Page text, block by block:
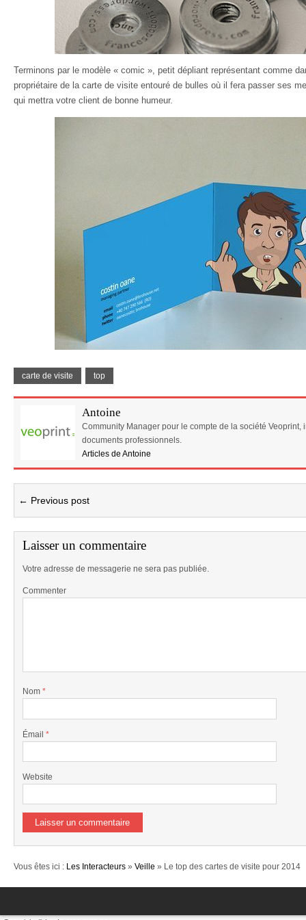
Terminons par le modèle « comic », petit dépliant représentant comme
propriétaire de la carte de visite entouré de bulles où il fera passer ses
qui mettra votre client de bonne humeur.
carte de visite top
Antoine
Community Manager pour le compte de la société Veoprint,
documents professionnels.
Articles de Antoine
← Previous post
Laisser un commentaire
Votre adresse de messagerie ne sera pas publiée.
Commenter
Nom *
Émail *
Website
Vous êtes ici : Les Interacteurs » Veille » Le top des cartes de visite pour 2014